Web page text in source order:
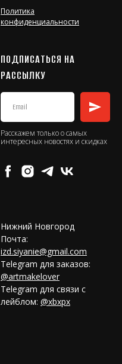
Политика
конфиденциальности
ПОДПИСАТЬСЯ НА
РАССЫЛКУ
Расскажем только о самых
интересных новостях и скидках
Нижний Новгород
Почта:
izd.siyanie@gmail.com
Telegram для заказов:
@artmakelover
Telegram для связи с
лейблом: @xbxpx